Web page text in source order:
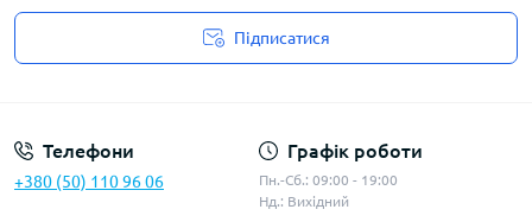
Підписатися
Телефони
+380 (50) 110 96 06
Графік роботи
Пн.-Сб.: 09:00 - 19:00
Нд.: Вихідний